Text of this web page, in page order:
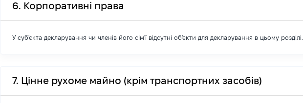
6. Корпоративні права
У суб'єкта декларування чи членів його сім'ї відсутні об'єкти для декларування в цьому розділі.
7. Цінне рухоме майно (крім транспортних засобів)